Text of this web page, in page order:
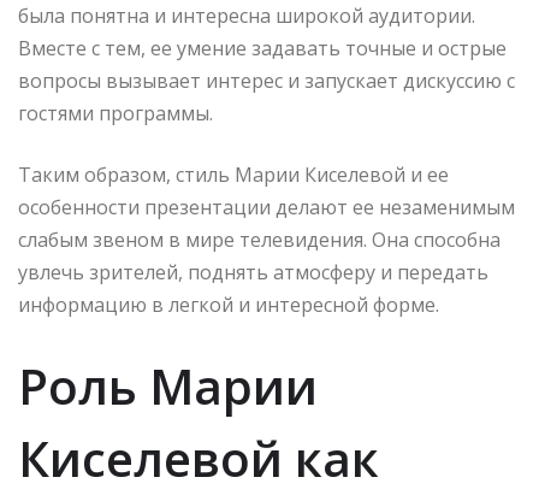
была понятна и интересна широкой аудитории.
Вместе с тем, ее умение задавать точные и острые
вопросы вызывает интерес и запускает дискуссию с
гостями программы.
Таким образом, стиль Марии Киселевой и ее
особенности презентации делают ее незаменимым
слабым звеном в мире телевидения. Она способна
увлечь зрителей, поднять атмосферу и передать
информацию в легкой и интересной форме.
Роль Марии
Киселевой как